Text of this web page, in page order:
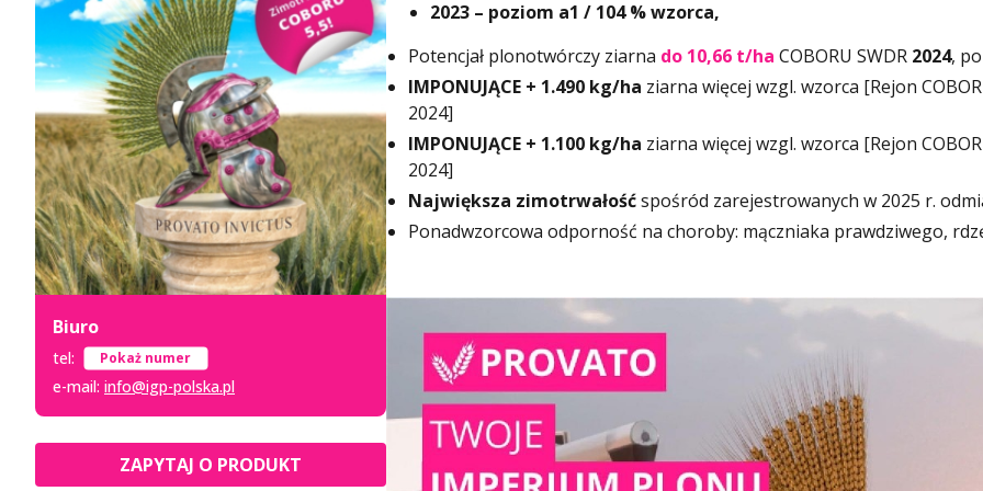
2023 – poziom a1 / 104 % wzorca,
Potencjał plonotwórczy ziarna do 10,66 t/ha COBORU SWDR 2024,
IMPONUJĄCE + 1.490 kg/ha ziarna więcej wzgl. wzorca [Rejon
2024]
IMPONUJĄCE + 1.100 kg/ha ziarna więcej wzgl. wzorca [Rejon
2024]
Największa zimotrwałośćspośród zarejestrowanych w 2025 r.
Ponadwzorcowa odporność na choroby: mączniaka prawdziwego,
Biuro
tel: +48 52 333 8 007
e-mail: info@igp-polska.pl
ZAPYTAJ O PRODUKT